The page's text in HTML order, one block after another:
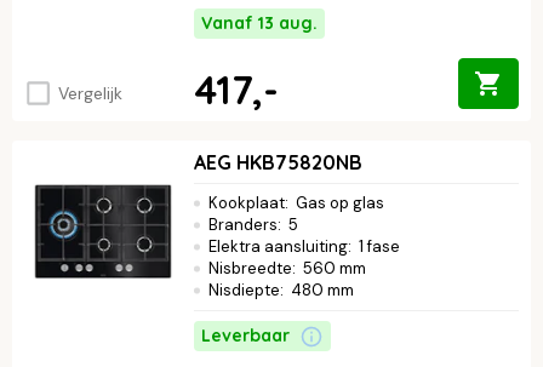
Vergelijk
Vanaf 13 aug.
417,-
AEG HKB75820NB
Kookplaat: Gas op glas
Branders: 5
Elektra aansluiting: 1 fase
Nisbreedte: 560 mm
Nisdiepte: 480 mm
Leverbaar